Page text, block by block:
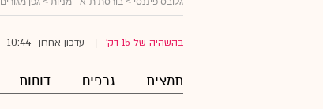
בהשהיה של 15 דק' עדכון אחרון 10:44
תמצית גרפים דוחות